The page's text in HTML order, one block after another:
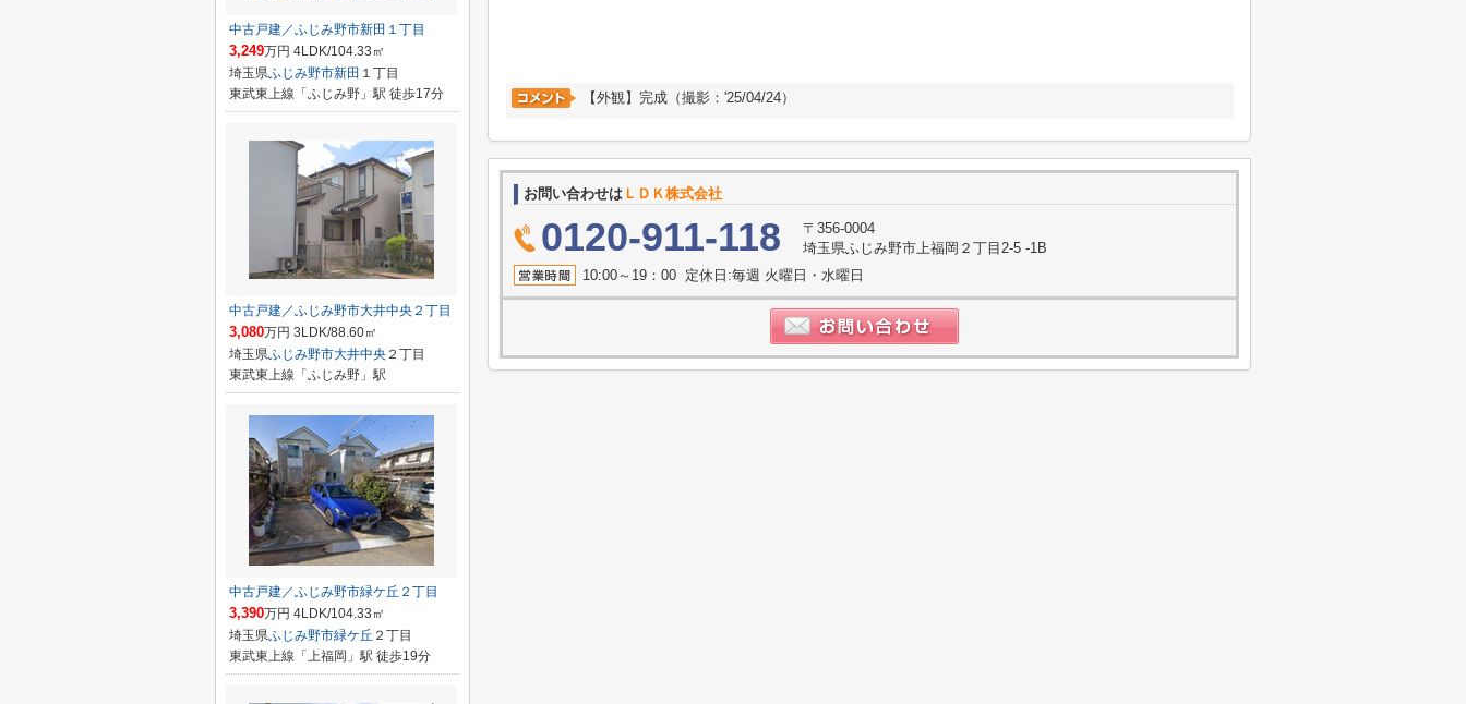
【外観】完成（撮影：'25/04/24）
お問い合わせは ＬＤＫ株式会社
0120-911-118
〒356-0004
埼玉県ふじみ野市上福岡２丁目2-5 -1B
10:00～19：00 定休日:毎週 火曜日・水曜日
中古戸建／ふじみ野市新田１丁目
3,249万円 4LDK/104.33㎡
埼玉県ふじみ野市新田 １丁目
東武東上線「ふじみ野」駅 徒歩17分
中古戸建／ふじみ野市大井中央２丁目
3,080万円 3LDK/88.60㎡
埼玉県ふじみ野市大井中央 ２丁目
東武東上線「ふじみ野」駅
中古戸建／ふじみ野市緑ケ丘２丁目
3,390万円 4LDK/104.33㎡
埼玉県ふじみ野市緑ケ丘 ２丁目
東武東上線「上福岡」駅 徒歩19分